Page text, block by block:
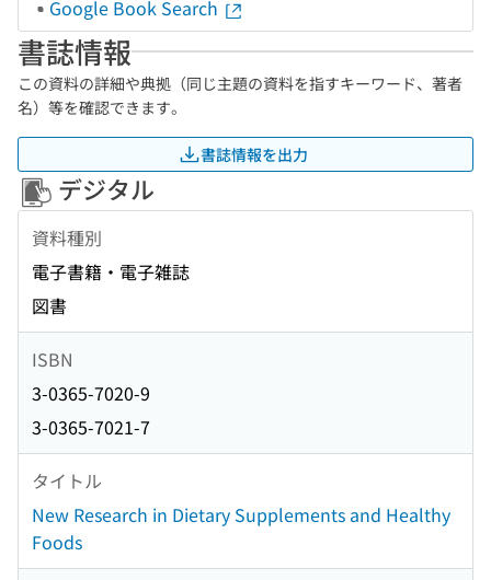
Google Book Search
書誌情報
この資料の詳細や典拠（同じ主題の資料を指すキーワード、著者
名）等を確認できます。
書誌情報を出力
デジタル
資料種別
電子書籍・電子雑誌
図書
ISBN
3-0365-7020-9
3-0365-7021-7
タイトル
New Research in Dietary Supplements and Healthy
Foods